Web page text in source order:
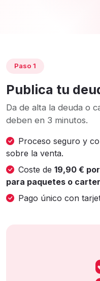
Paso 1
Publica tu
Da de alta la deuda o
deben en 3 minutos.
Proceso seguro y
sobre la venta.
Coste de 19,90 €
para paquetes o
Pago único con